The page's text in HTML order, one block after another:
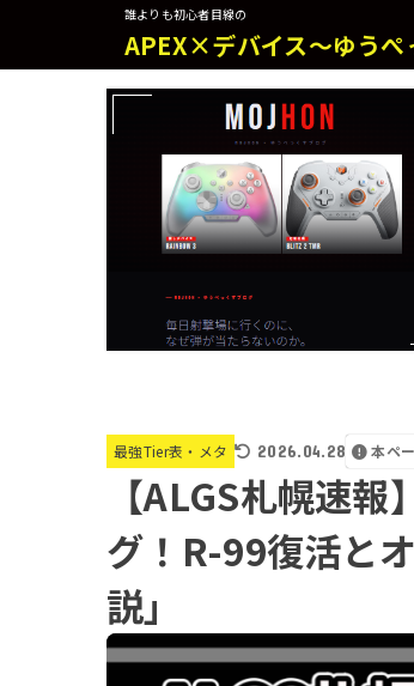
誰よりも初心者目線の
APEX×デバイス～ゆうぺ
最強Tier表・メタ 2026.04.28 本ペ
【ALGS札幌速
グ！R-99復活と
説」